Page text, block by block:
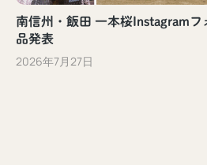
南信州・飯田 一本桜Instagram
品発表
2026年7月27日